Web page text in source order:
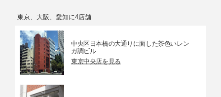
東京、大阪、愛知に4店舗
中央区日本橋の大通りに面した茶色いレン
ガ調ビル
東京中央店を見る